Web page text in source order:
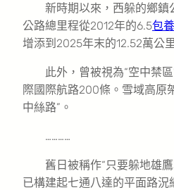
新時期以來，西躲的鄉鎮
公路總里程從2012年的6.5包
增添到2025年末的12.52萬公
此外，曾被視為“空中禁
際國際航路200條。雪域高原
中絲路”。
…………
舊日被稱作“只要躲地雄
已構建起七通八達的平面路況